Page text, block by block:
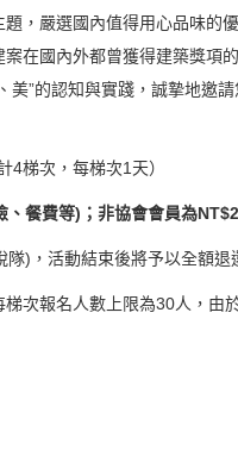
，嚴選國內值得用心品味的
在國內外都曾獲得建築獎項
”的認知與實踐，誠摯地邀
4梯次，每梯次1 天）
、餐費等) ；非協會會員為
隊) ，活動結束後將予以全額退
次報名人數上限為30人，由